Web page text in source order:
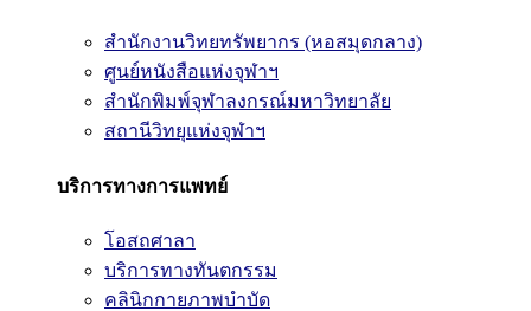
สำนักงานวิทยทรัพยากร (หอสมุดกลาง)
ศูนย์หนังสือแห่งจุฬาฯ
สำนักพิมพ์จุฬาลงกรณ์มหาวิทยาลัย
สถานีวิทยุแห่งจุฬาฯ
บริการทางการแพทย์
โอสถศาลา
บริการทางทันตกรรม
คลินิกกายภาพบำบัด